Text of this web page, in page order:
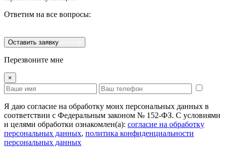
Ответим на все вопросы:
Оставить заявку
Перезвоните мне
×
Я даю согласие на обработку моих персональных данных в
соответствии с Федеральным законом № 152-ФЗ. С условиями
и целями обработки ознакомлен(а): cогласие на обработку
персональных данных, политика конфиденциальности
персональных данных